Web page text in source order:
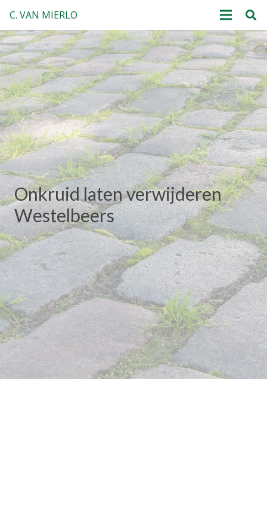
C. VAN MIERLO
Onkruid laten verwijderen
Westelbeers